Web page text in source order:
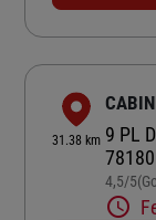
31.38 km 9 PL
78180
4,5/5